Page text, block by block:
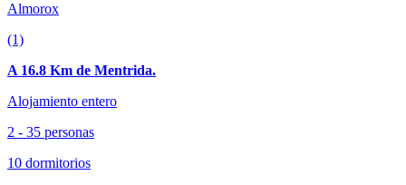
Almorox
(1)
A 16.8 Km de Mentrida.
Alojamiento entero
2 - 35 personas
10 dormitorios